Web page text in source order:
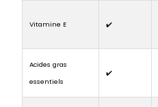
Vitamine E ✔️
Acides gras
essentiels
✔️